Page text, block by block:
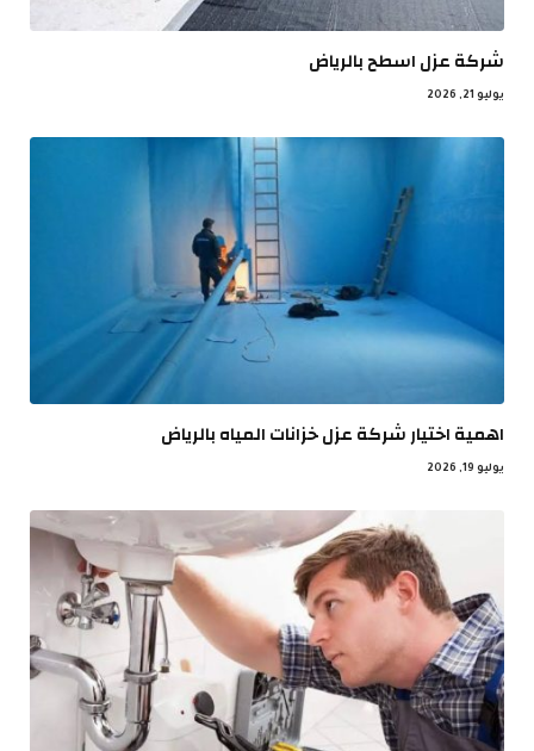
شركة عزل اسطح بالرياض
يوليو 21, 2026
اهمية اختيار شركة عزل خزانات المياه بالرياض
يوليو 19, 2026